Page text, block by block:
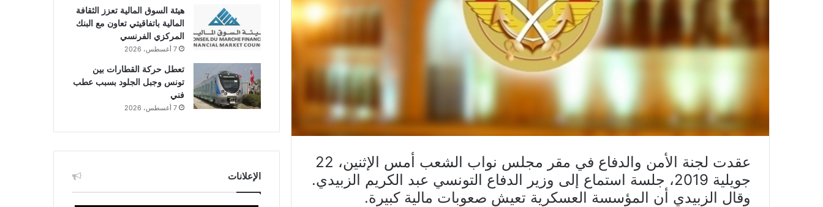
عقدت لجنة الأمن والدفاع في مقر مجلس نواب الشعب أمس الإثنين، 22
جويلية 2019، جلسة استماع إلى وزير الدفاع التونسي عبد الكريم الزبيدي.
وقال الزبيدي أن المؤسسة العسكرية تعيش صعوبات مالية كبيرة.
هيئة السوق المالية تعزز الثقافة
المالية باتفاقيتي تعاون مع البنك
المركزي الفرنسي
7 أغسطس، 2026
تعطل حركة القطارات بين
تونس وجبل الجلود بسبب عطب
فني
7 أغسطس، 2026
الإعلانات